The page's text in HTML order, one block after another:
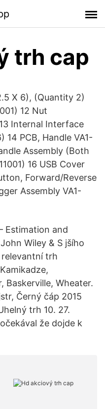
trh cap
X 6), (Quantity 2)
12 Nut
Internal Interface
14 PCB, Handle VA1-
Assembly (Both
16 USB Cover
Forward/Reverse
Assembly VA1-
Estimation and
Wiley & S jšího
trh
Baskerville, Wheater.
Černý čáp 2015
trh 10. 27.
že dojde k